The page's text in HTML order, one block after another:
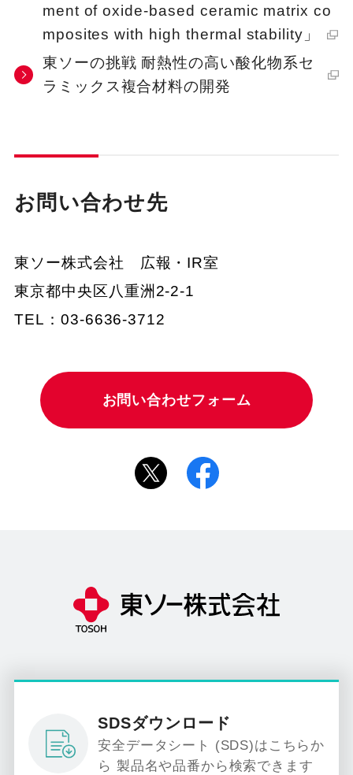
ment of oxide-based ceramic matrix co
mposites with high thermal stability」
東ソーの挑戦 耐熱性の高い酸化物系セ
ラミックス複合材料の開発
お問い合わせ先
東ソー株式会社 広報・IR室
東京都中央区八重洲2-2-1
TEL：03-6636-3712
お問い合わせフォーム
SDSダウンロード
安全データシート (SDS)はこちらか
ら 製品名や品番から検索できます